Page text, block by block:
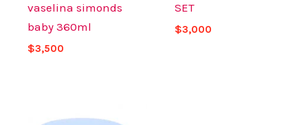
vaselina simonds
baby 360ml
$3,500
SET
$3,000